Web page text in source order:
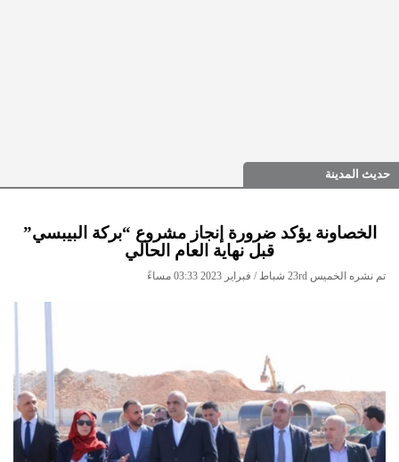
حديث المدينة
الخصاونة يؤكد ضرورة إنجاز مشروع “بركة البيبسي”
قبل نهاية العام الحالي
تم نشره الخميس 23rd شباط / فبراير 2023 03:33 مساءً